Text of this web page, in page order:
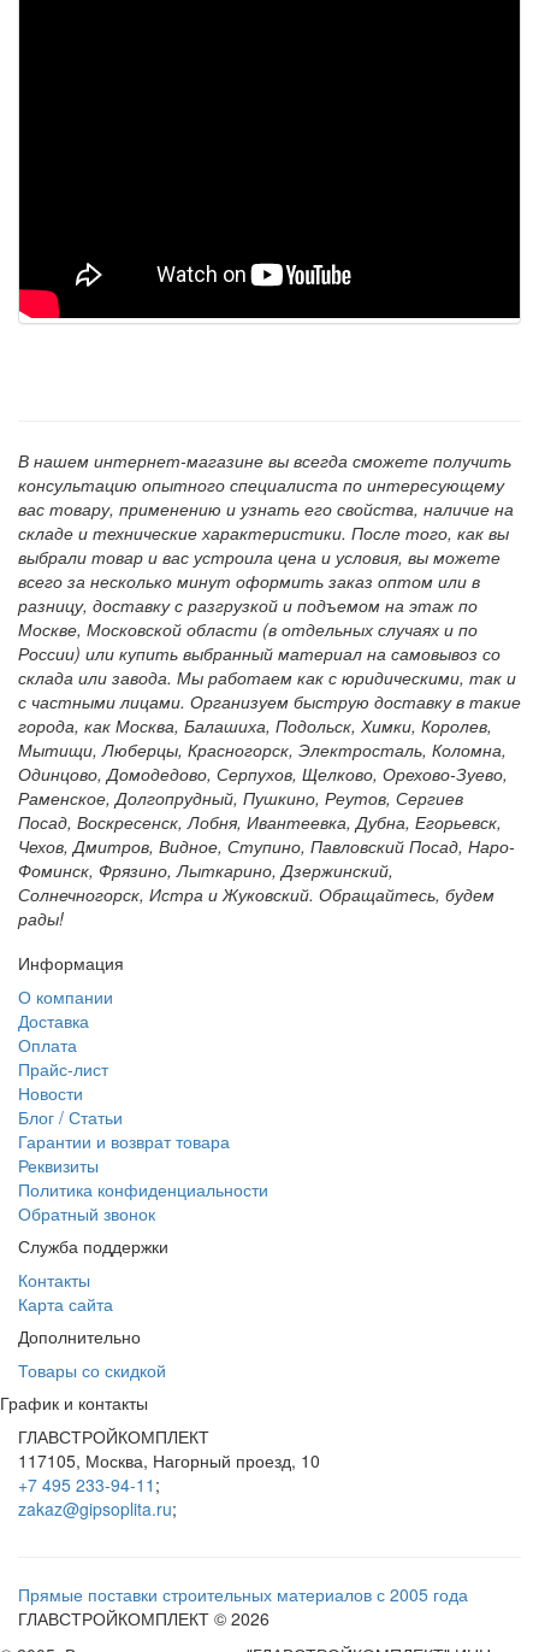
В нашем интернет-магазине вы всегда сможете получить
консультацию опытного специалиста по интересующему
вас товару, применению и узнать его свойства, наличие на
складе и технические характеристики. После того, как вы
выбрали товар и вас устроила цена и условия, вы можете
всего за несколько минут оформить заказ оптом или в
разницу, доставку с разгрузкой и подъемом на этаж по
Москве, Московской области (в отдельных случаях и по
России) или купить выбранный материал на самовывоз со
склада или завода. Мы работаем как с юридическими, так и
с частными лицами. Организуем быструю доставку в такие
города, как Москва, Балашиха, Подольск, Химки, Королев,
Мытищи, Люберцы, Красногорск, Электросталь, Коломна,
Одинцово, Домодедово, Серпухов, Щелково, Орехово-Зуево,
Раменское, Долгопрудный, Пушкино, Реутов, Сергиев
Посад, Воскресенск, Лобня, Ивантеевка, Дубна, Егорьевск,
Чехов, Дмитров, Видное, Ступино, Павловский Посад, Наро-
Фоминск, Фрязино, Лыткарино, Дзержинский,
Солнечногорск, Истра и Жуковский. Обращайтесь, будем
рады!
Информация
О компании
Доставка
Оплата
Прайс-лист
Новости
Блог / Статьи
Гарантии и возврат товара
Реквизиты
Политика конфиденциальности
Обратный звонок
Служба поддержки
Контакты
Карта сайта
Дополнительно
Товары со скидкой
График и контакты
ГЛАВСТРОЙКОМПЛЕКТ
117105, Москва, Нагорный проезд, 10
+7 495 233-94-11 ;
zakaz@gipsoplita.ru;
Прямые поставки строительных материалов с 2005 года
ГЛАВСТРОЙКОМПЛЕКТ © 2026